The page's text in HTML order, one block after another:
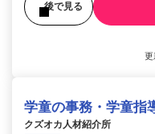
後で見る
学童の事務・学童指
クズオカ人材紹介所